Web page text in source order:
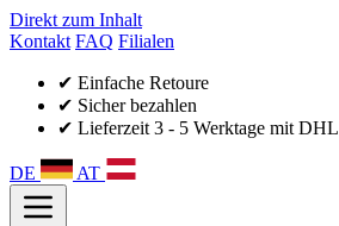
Direkt zum Inhalt
Kontakt FAQ Filialen
✔ Einfache Retoure
✔ Sicher bezahlen
✔ Lieferzeit 3 - 5 Werktage mit DHL
DE AT